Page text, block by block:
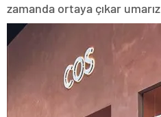
zamanda ortaya çıkar umarız.